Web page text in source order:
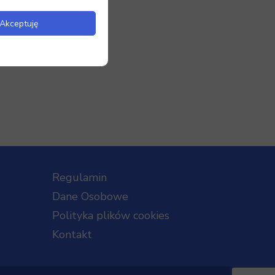
Regulamin
Dane Osobowe
Polityka plików cookies
Kontakt
Akceptuję